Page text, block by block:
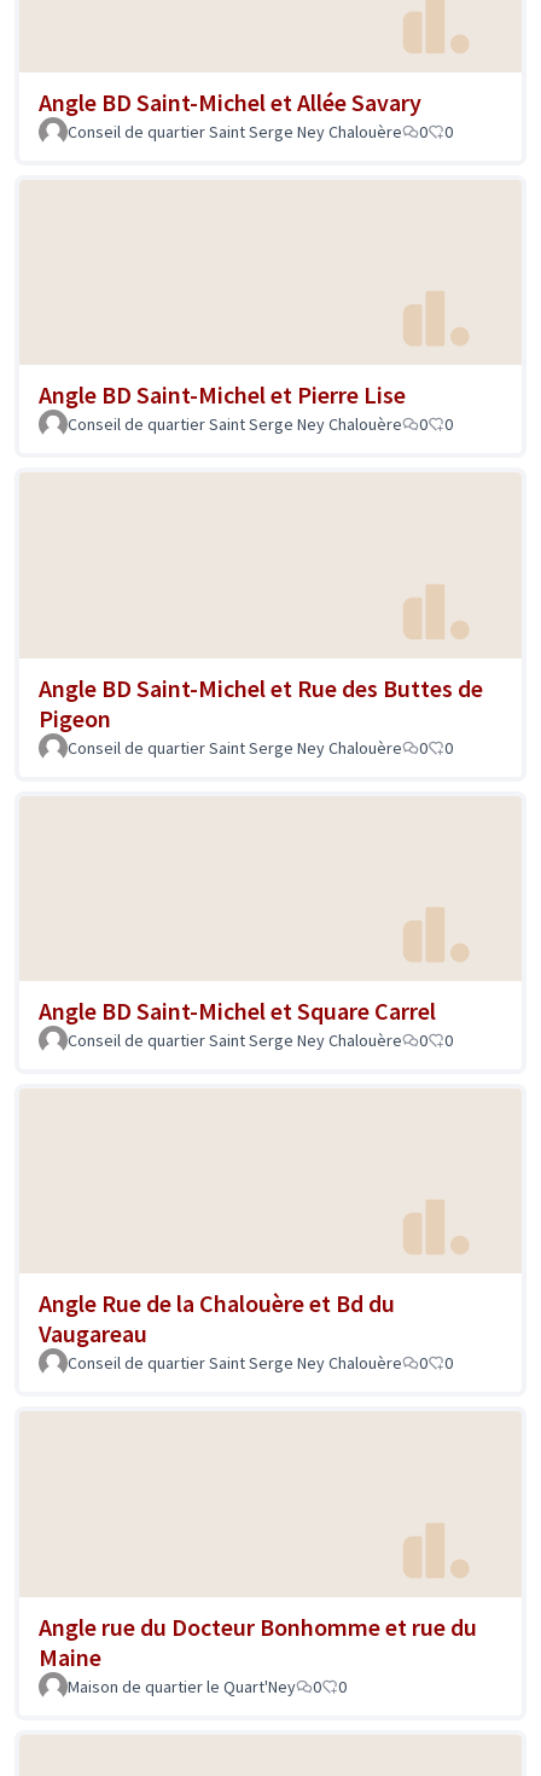
Angle BD Saint-Michel et Allée Savary
Conseil de quartier Saint Serge Ney Chalouère 0 0
Angle BD Saint-Michel et Pierre Lise
Conseil de quartier Saint Serge Ney Chalouère 0 0
Angle BD Saint-Michel et Rue des Buttes de
Pigeon
Conseil de quartier Saint Serge Ney Chalouère 0 0
Angle BD Saint-Michel et Square Carrel
Conseil de quartier Saint Serge Ney Chalouère 0 0
Angle Rue de la Chalouère et Bd du
Vaugareau
Conseil de quartier Saint Serge Ney Chalouère 0 0
Angle rue du Docteur Bonhomme et rue du
Maine
Maison de quartier le Quart'Ney 0 0